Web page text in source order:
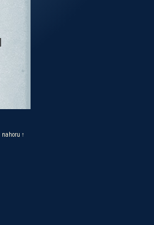
nahoru ↑